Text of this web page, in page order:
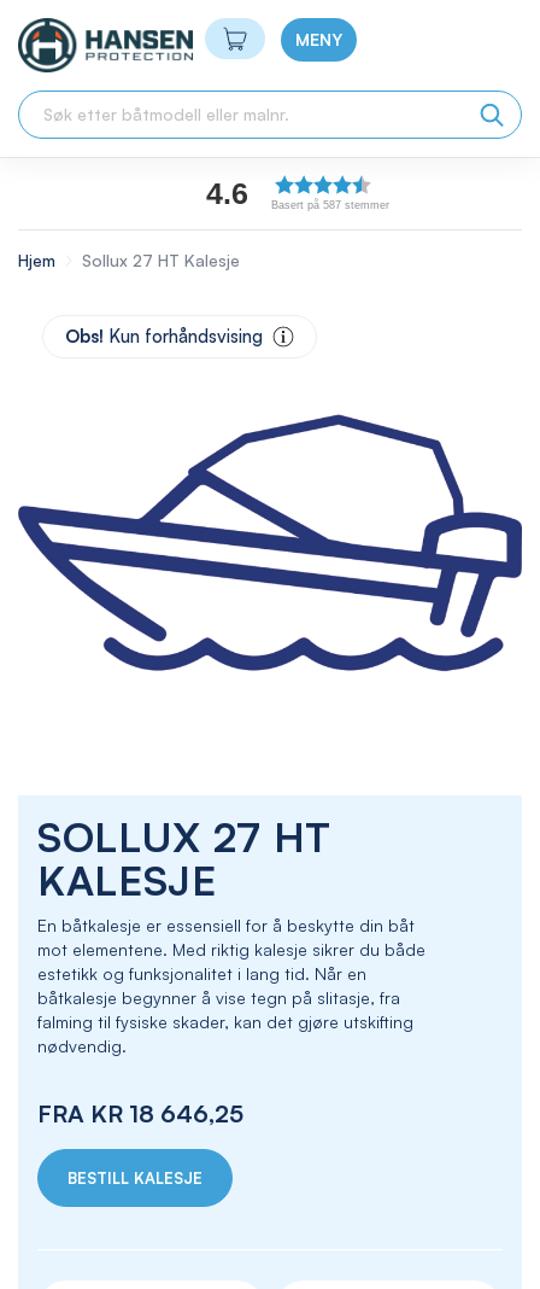
Min handlekurv
MENY
4.6 Basert på 587 stemmer
Hjem Sollux 27 HT Kalesje
SOLLUX 27 HT
KALESJE
En båtkalesje er essensiell for å beskytte din båt
mot elementene. Med riktig kalesje sikrer du både
estetikk og funksjonalitet i lang tid. Når en
båtkalesje begynner å vise tegn på slitasje, fra
falming til fysiske skader, kan det gjøre utskifting
nødvendig.
FRA KR 18 646,25
BESTILL KALESJE
Obs! Kun forhåndsvising
the
beginning
the
images
gallery